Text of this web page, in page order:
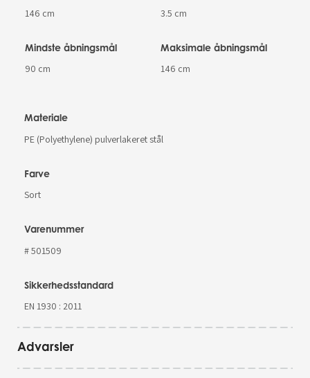
146 cm 3.5 cm
Mindste åbningsmål
90 cm
Maksimale åbningsmål
146 cm
Materiale
PE (Polyethylene) pulverlakeret stål
Farve
Sort
Varenummer
# 501509
Sikkerhedsstandard
EN 1930 : 2011
Advarsler